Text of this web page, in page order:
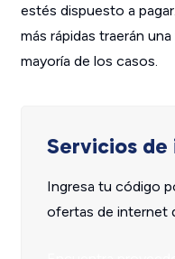
estés dispuesto a
más rápidas traerán
mayoría de los casos.
Servicios
Ingresa tu código
ofertas de internet